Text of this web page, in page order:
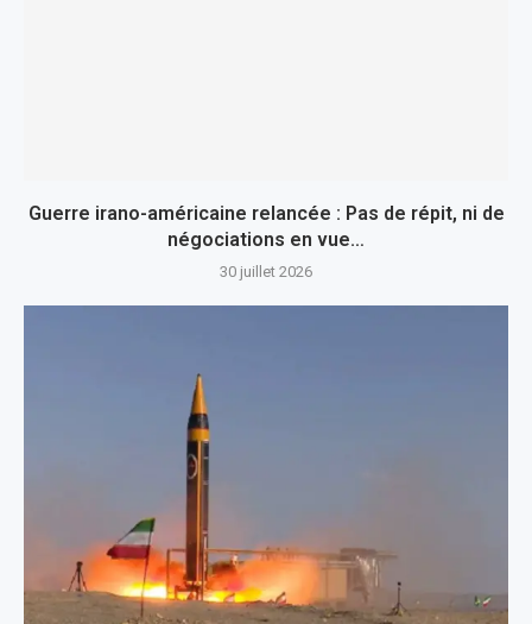
Guerre irano-américaine relancée : Pas de répit, ni de
négociations en vue…
30 juillet 2026